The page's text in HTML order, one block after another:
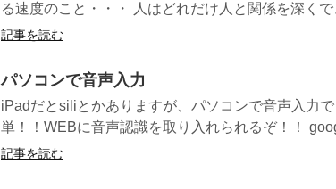
る速度のこと・・・ 人はどれだけ人と関係を深くで
記事を読む
パソコンで音声入力
iPadだとsiliとかありますが、パソコンで音声入力
単！！WEBに音声認識を取り入れられるぞ！！
記事を読む